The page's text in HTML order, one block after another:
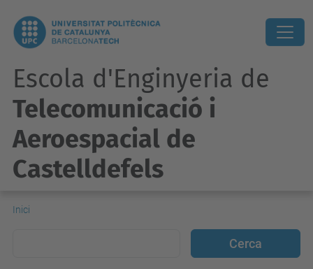
Escola d'Enginyeria de
Telecomunicació i
Aeroespacial de
Castelldefels
Inici